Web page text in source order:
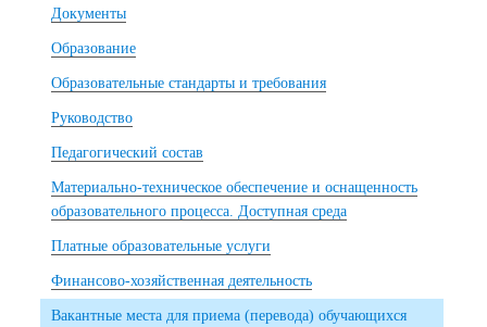
Документы
Образование
Образовательные стандарты и требования
Руководство
Педагогический состав
Материально-техническое обеспечение и оснащенность
образовательного процесса. Доступная среда
Платные образовательные услуги
Финансово-хозяйственная деятельность
Вакантные места для приема (перевода) обучающихся